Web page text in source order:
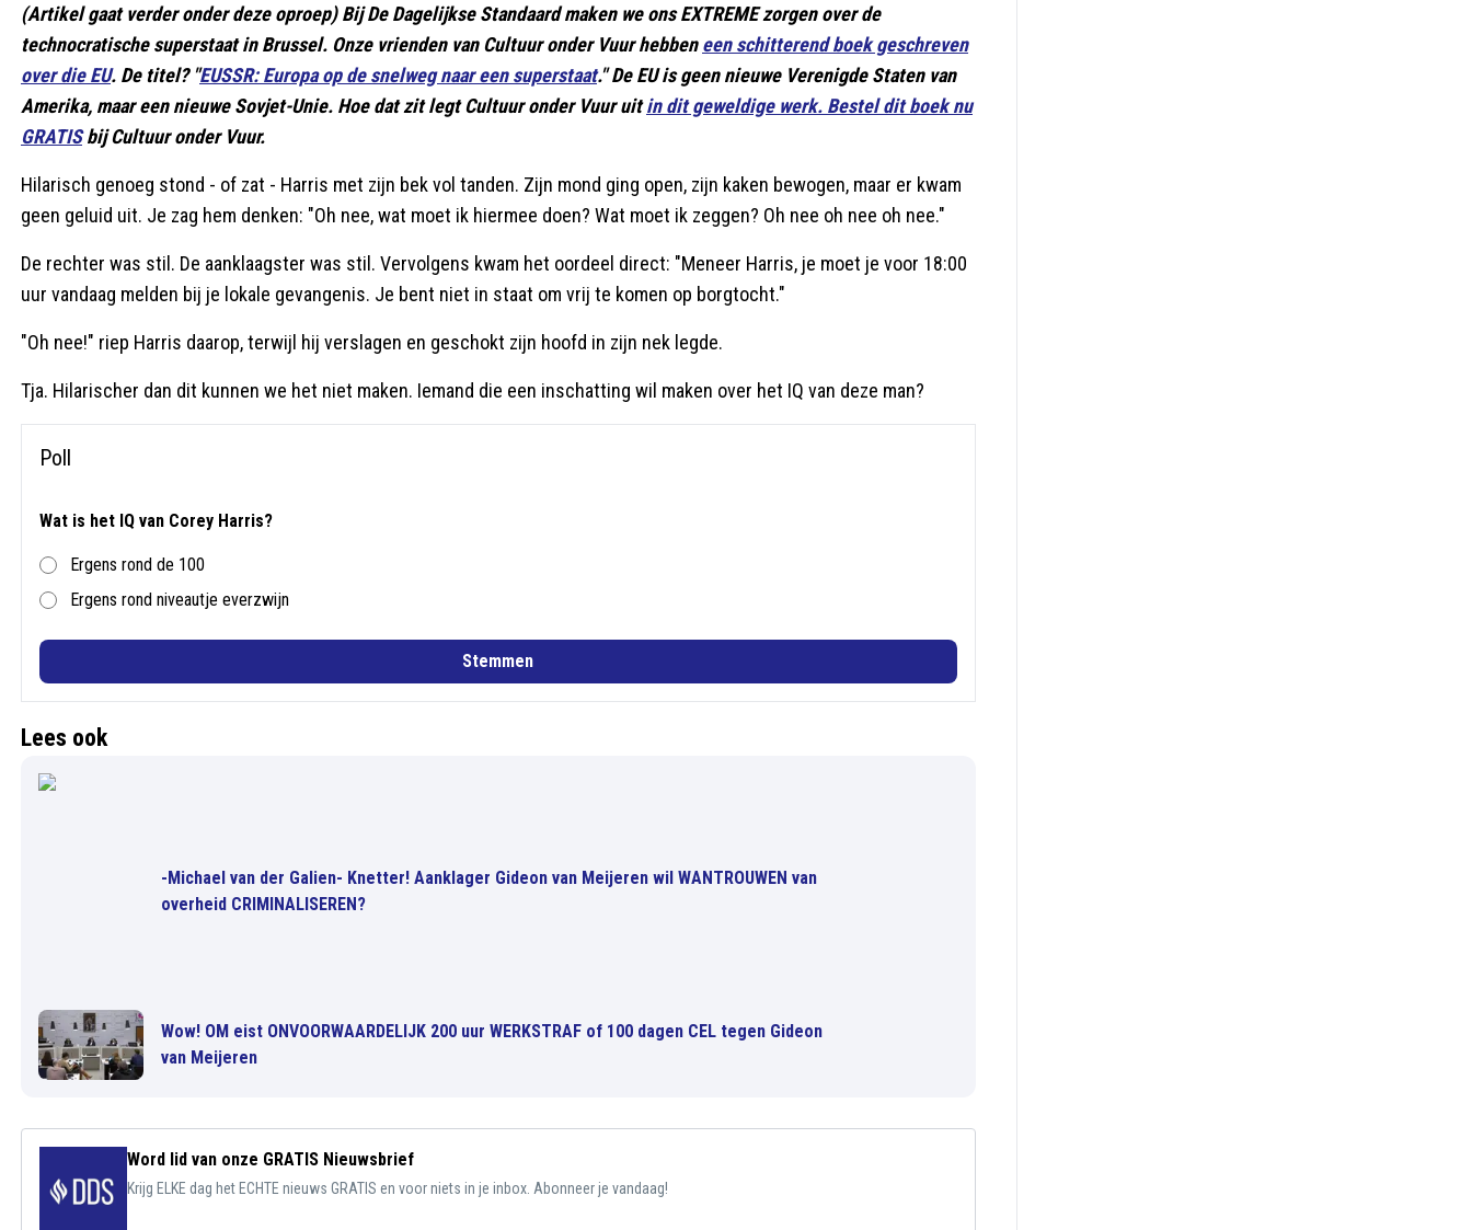
(Artikel gaat verder onder deze oproep) Bij De Dagelijkse Standaard maken we ons EXTREME zorgen over de
technocratische superstaat in Brussel. Onze vrienden van Cultuur onder Vuur hebbeneen schitterend boek geschreven
over die EU. De titel? "EUSSR: Europa op de snelweg naar een superstaat." De EU is geen nieuwe Verenigde Staten van
Amerika, maar een nieuwe Sovjet-Unie. Hoe dat zit legt Cultuur onder Vuur uitin dit geweldige werk. Bestel dit boek nu
GRATISbij Cultuur onder Vuur.
Hilarisch genoeg stond - of zat - Harris met zijn bek vol tanden. Zijn mond ging open, zijn kaken bewogen, maar er kwam
geen geluid uit. Je zag hem denken: "Oh nee, wat moet ik hiermee doen? Wat moet ik zeggen? Oh nee oh nee oh nee."
De rechter was stil. De aanklaagster was stil. Vervolgens kwam het oordeel direct: "Meneer Harris, je moet je voor 18:00
uur vandaag melden bij je lokale gevangenis. Je bent niet in staat om vrij te komen op borgtocht."
"Oh nee!" riep Harris daarop, terwijl hij verslagen en geschokt zijn hoofd in zijn nek legde.
Tja. Hilarischer dan dit kunnen we het niet maken. Iemand die een inschatting wil maken over het IQ van deze man?
Poll
Wat is het IQ van Corey Harris?
Ergens rond de 100
Ergens rond niveautje everzwijn
Stemmen
Lees ook
-Michael van der Galien- Knetter! Aanklager Gideon van Meijeren wil WANTROUWEN van
overheid CRIMINALISEREN?
Wow! OM eist ONVOORWAARDELIJK 200 uur WERKSTRAF of 100 dagen CEL tegen Gideon
van Meijeren
Word lid van onze GRATIS Nieuwsbrief
Krijg ELKE dag het ECHTE nieuws GRATIS en voor niets in je inbox. Abonneer je vandaag!